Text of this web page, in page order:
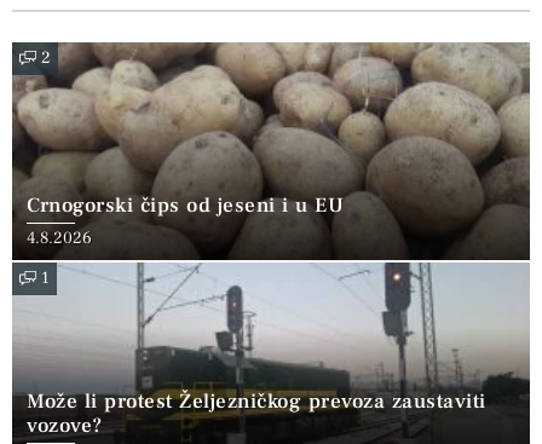
2
Crnogorski čips od jeseni i u EU
4.8.2026
1
Može li protest Željezničkog prevoza zaustaviti
vozove?